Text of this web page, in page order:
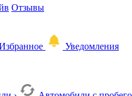
Отзывы
Уведомления